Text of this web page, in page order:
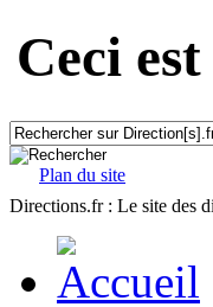
Ceci
Plan du site
Directions.fr : Le site des